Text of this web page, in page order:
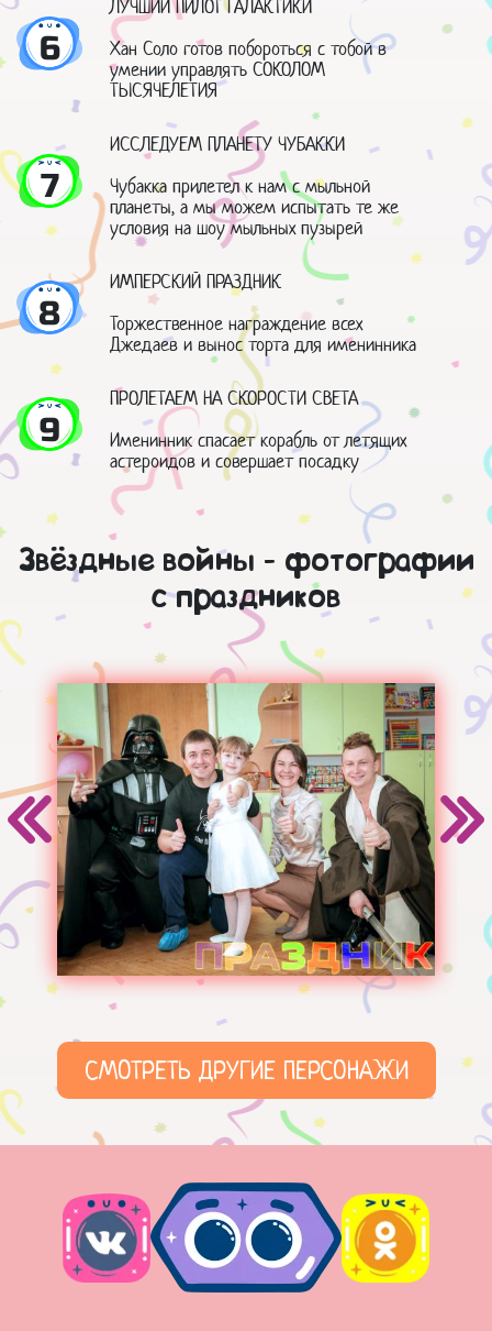
6
ЛУЧШИЙ ПИЛОТ ГАЛАКТИКИ
Хан Соло готов побороться с тобой в
умении управлять СОКОЛОМ
ТЫСЯЧЕЛЕТИЯ
7
ИССЛЕДУЕМ ПЛАНЕТУ ЧУБАККИ
Чубакка прилетел к нам с мыльной
планеты, а мы можем испытать те же
условия на шоу мыльных пузырей
8
ИМПЕРСКИЙ ПРАЗДНИК
Торжественное награждение всех
Джедаев и вынос торта для именинника
9
ПРОЛЕТАЕМ НА СКОРОСТИ СВЕТА
Именинник спасает корабль от летящих
астероидов и совершает посадку
Звёздные войны - фотографии
с праздников
СМОТРЕТЬ ДРУГИЕ ПЕРСОНАЖИ